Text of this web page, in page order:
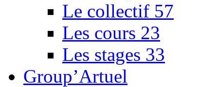
Le collectif 57
Les cours 23
Les stages 33
Group’Artuel